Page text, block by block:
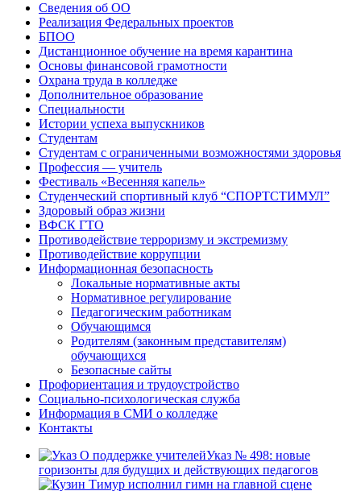
Сведения об ОО
Реализация Федеральных проектов
БПОО
Дистанционное обучение на время карантина
Основы финансовой грамотности
Охрана труда в колледже
Дополнительное образование
Специальности
Истории успеха выпускников
Студентам
Студентам с ограниченными возможностями здоровья
Профессия — учитель
Фестиваль «Весенняя капель»
Студенческий спортивный клуб “СПОРТСТИМУЛ”
Здоровый образ жизни
ВФСК ГТО
Противодействие терроризму и экстремизму
Противодействие коррупции
Информационная безопасность
Локальные нормативные акты
Нормативное регулирование
Педагогическим работникам
Обучающимся
Родителям (законным представителям)
обучающихся
Безопасные сайты
Профориентация и трудоустройство
Социально-психологическая служба
Информация в СМИ о колледже
Контакты
Указ № 498: новые
горизонты для будущих и действующих педагогов